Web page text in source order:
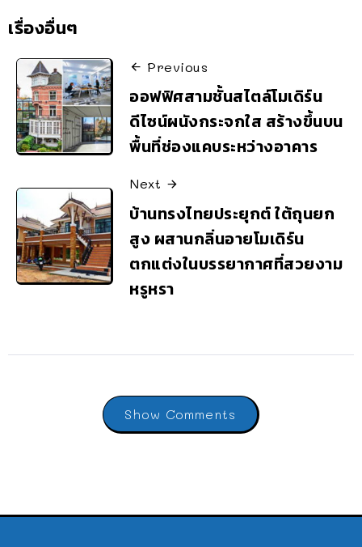
เรื่องอื่นๆ
Previous
ออฟฟิศสามชั้นสไตล์โมเดิร์น
ดีไซน์ผนังกระจกใส สร้างขึ้นบน
พื้นที่ช่องแคบระหว่างอาคาร
Next
บ้านทรงไทยประยุกต์ ใต้ถุนยก
สูง ผสานกลิ่นอายโมเดิร์น
ตกแต่งในบรรยากาศที่สวยงาม
หรูหรา
Show Comments